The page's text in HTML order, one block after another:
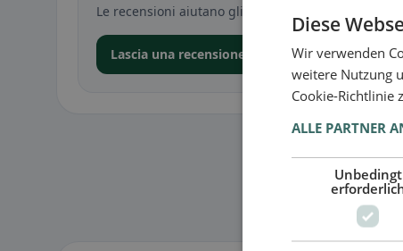
Le recensioni aiutano gli altri a decidere —
Lascia una recensione nell’app
Diese
Wir verwenden
weitere Nutzung
Cookie-Richtlinie
ALLE PARTNER
Unbedingt